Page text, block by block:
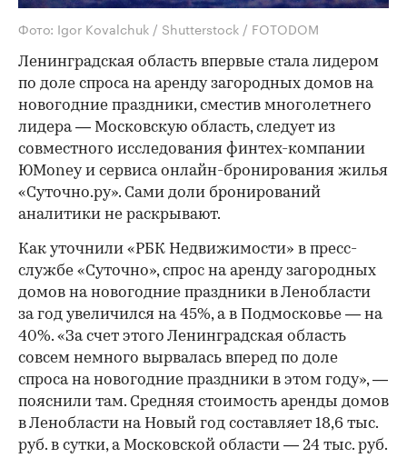
Фото: Igor Kovalchuk / Shutterstock / FOTODOM
Ленинградская область впервые стала лидером
по доле спроса на аренду загородных домов на
новогодние праздники, сместив многолетнего
лидера — Московскую область, следует из
совместного исследования финтех-компании
ЮMoney и сервиса онлайн-бронирования жилья
«Суточно.ру». Сами доли бронирований
аналитики не раскрывают.
Как уточнили «РБК Недвижимости» в пресс-
службе «Суточно», спрос на аренду загородных
домов на новогодние праздники в Ленобласти
за год увеличился на 45%, а в Подмосковье — на
40%. «За счет этого Ленинградская область
совсем немного вырвалась вперед по доле
спроса на новогодние праздники в этом году», —
пояснили там. Средняя стоимость аренды домов
в Ленобласти на Новый год составляет 18,6 тыс.
руб. в сутки, а Московской области — 24 тыс. руб.